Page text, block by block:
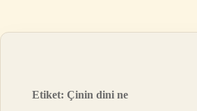
Etiket:Çinin dini ne